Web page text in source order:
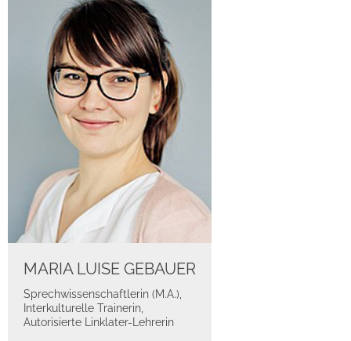
MARIA LUISE GEBAUER
Sprechwissenschaftlerin (M.A.),
Interkulturelle Trainerin,
Autorisierte Linklater-Lehrerin